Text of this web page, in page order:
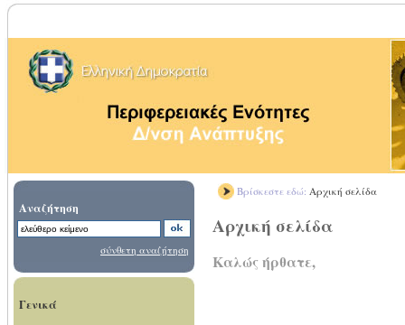
Αναζήτηση
σύνθετη αναζήτηση
Γενικά
Βρίσκεστε εδώ: Αρχική σελίδα
Αρχική σελίδα
Καλώς ήρθατε,